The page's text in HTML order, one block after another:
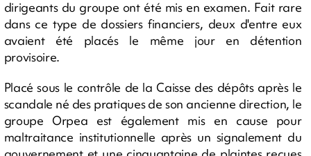
dirigeants du groupe ont été mis en examen. Fait rare
dans ce type de dossiers financiers, deux d'entre eux
avaient été placés le même jour en détention
provisoire.
Placé sous le contrôle de la Caisse des dépôts après le
scandale né des pratiques de son ancienne direction, le
groupe Orpea est également mis en cause pour
maltraitance institutionnelle après un signalement du